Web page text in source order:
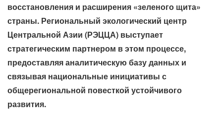
восстановления и расширения «зеленого щита»
страны. Региональный экологический центр
Центральной Азии (РЭЦЦА) выступает
стратегическим партнером в этом процессе,
предоставляя аналитическую базу данных и
связывая национальные инициативы с
общерегиональной повесткой устойчивого
развития.